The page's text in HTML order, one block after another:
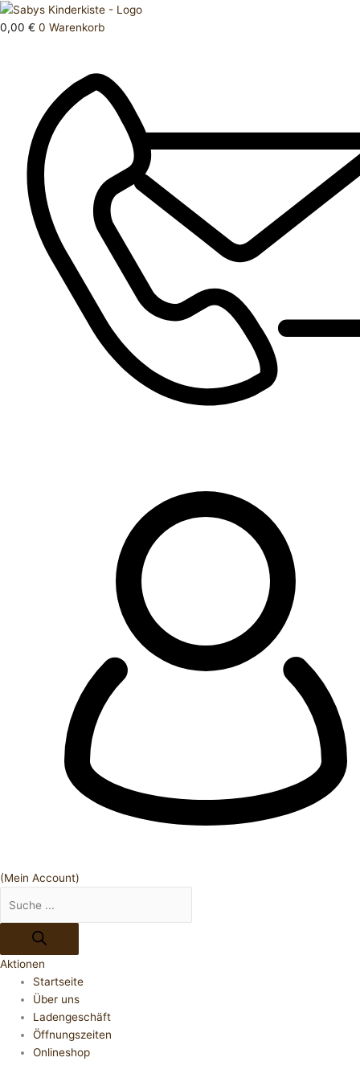
Zum
Inhalt
0,00 € 0 Warenkorb
(Mein Account)
Products
search
Aktionen
Startseite
Über uns
Ladengeschäft
Öffnungszeiten
Onlineshop
Hose
lang